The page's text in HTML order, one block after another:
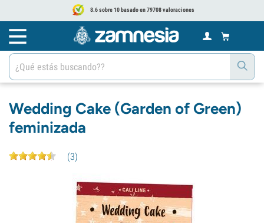
8.6 sobre 10 basado en 79708 valoraciones
Wedding Cake (Garden of Green)
feminizada
(3)